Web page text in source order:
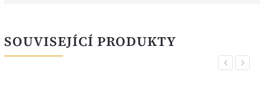
SOUVISEJÍCÍ PRODUKTY
Previous
Next